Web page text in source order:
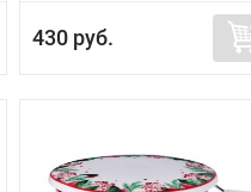
430 руб.